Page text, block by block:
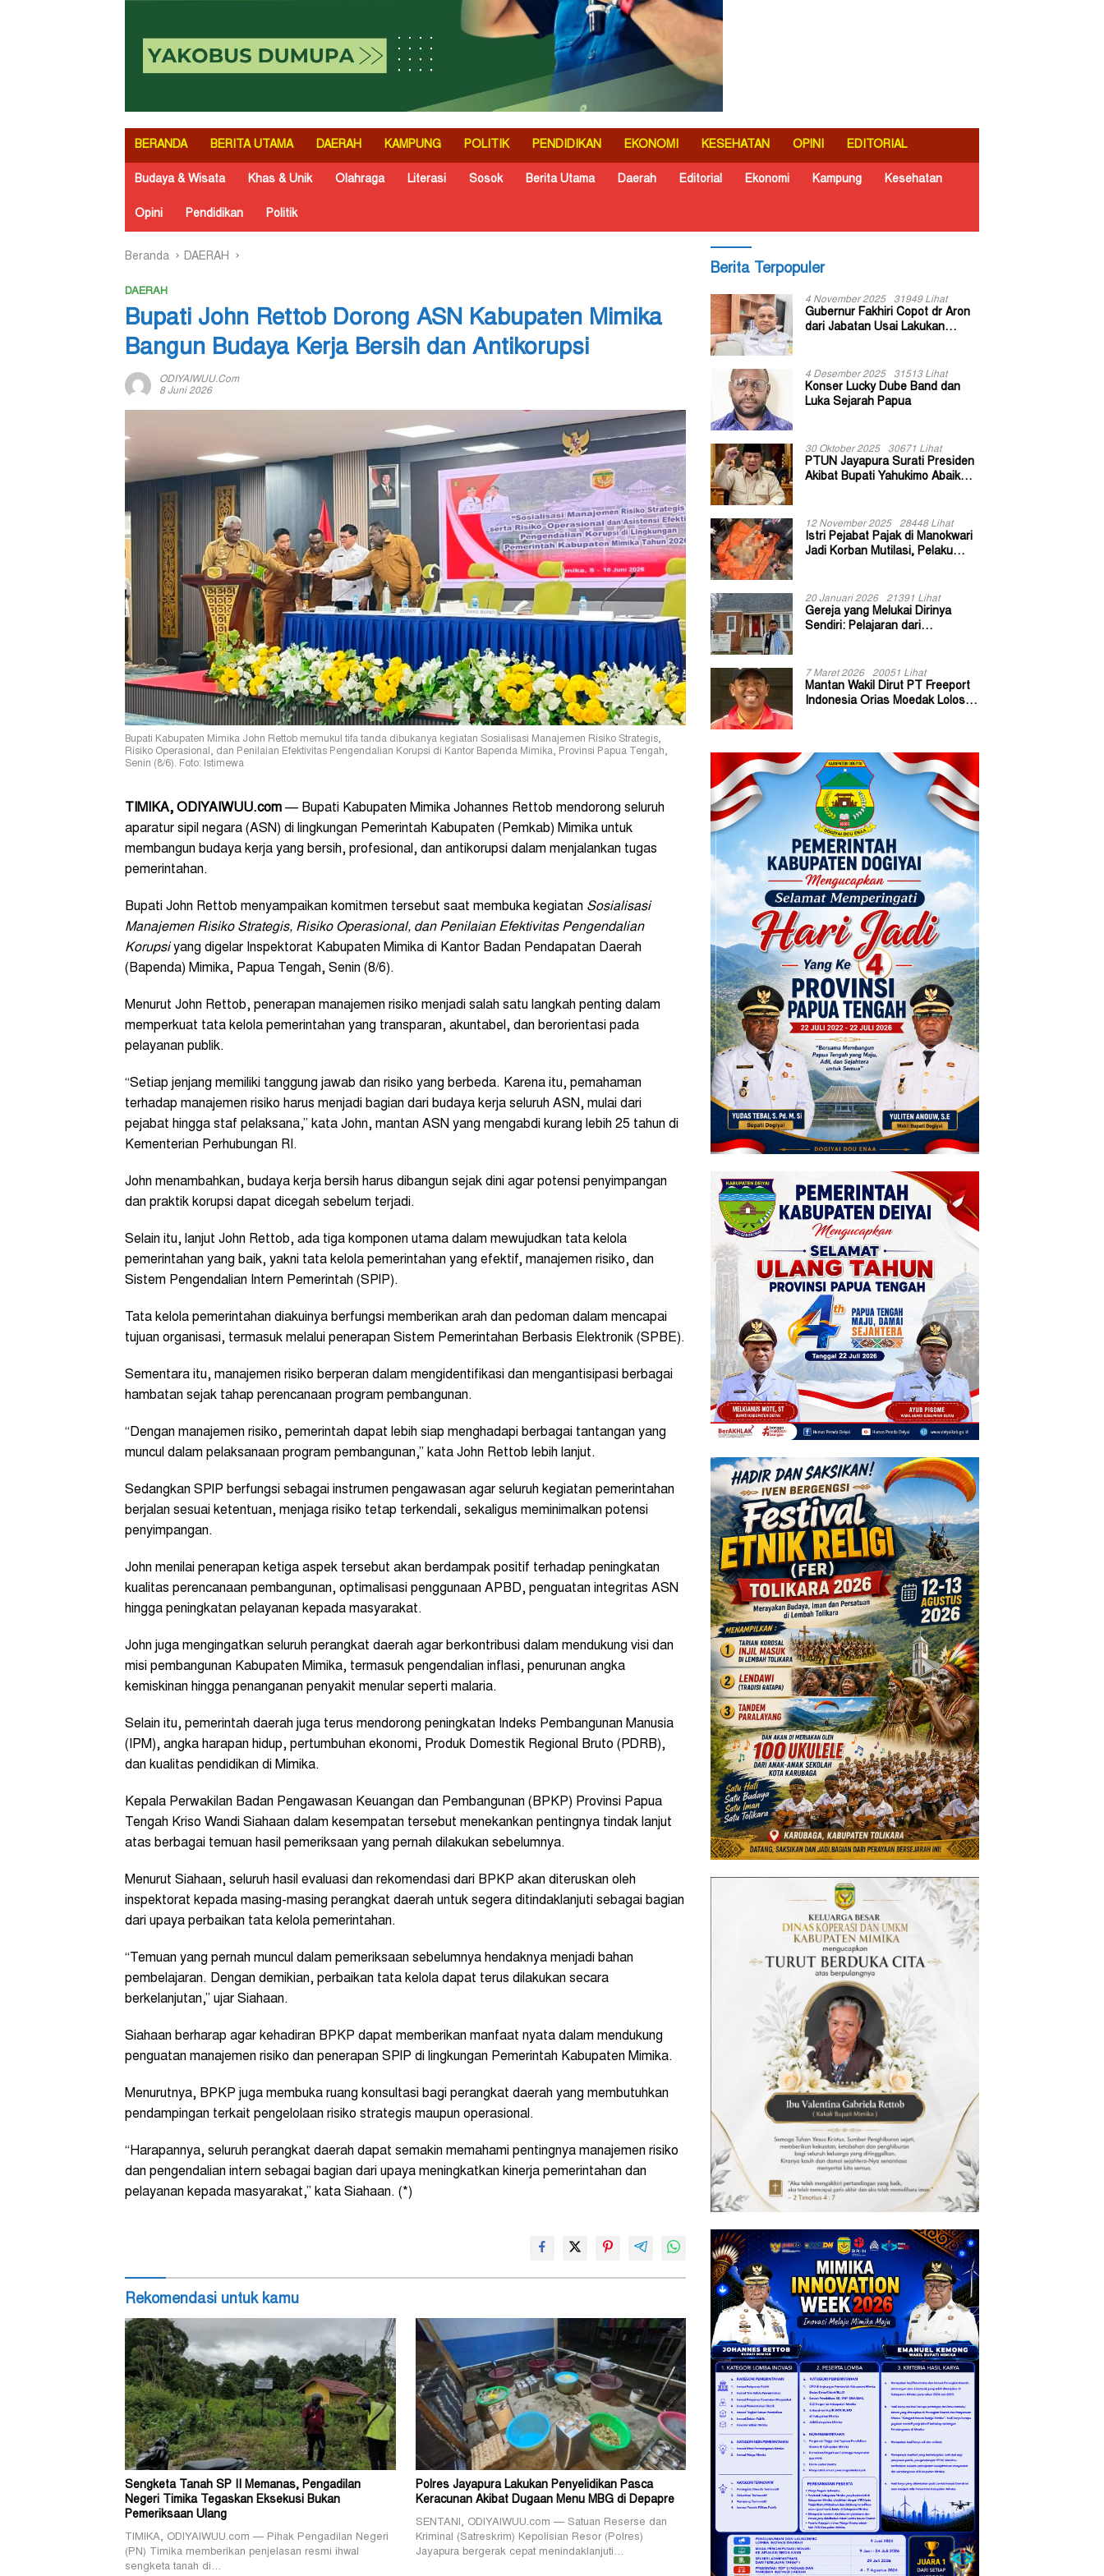
BERANDA BERITA UTAMA DAERAH KAMPUNG POLITIK PENDIDIKAN EKONOMI KESEHATAN OPINI EDITORIAL
Budaya & Wisata Khas & Unik Olahraga Literasi Sosok Berita Utama Daerah Editorial Ekonomi Kampung Kesehatan
Opini Pendidikan Politik
Beranda DAERAH
DAERAH
Bupati John Rettob Dorong ASN Kabupaten Mimika
Bangun Budaya Kerja Bersih dan Antikorupsi
ODIYAIWUU.com
8 Juni 2026
Bupati Kabupaten Mimika John Rettob memukul tifa tanda dibukanya kegiatan Sosialisasi Manajemen Risiko Strategis,
Risiko Operasional, dan Penilaian Efektivitas Pengendalian Korupsi di Kantor Bapenda Mimika, Provinsi Papua Tengah,
Senin (8/6). Foto: Istimewa
TIMIKA, ODIYAIWUU.com — Bupati Kabupaten Mimika Johannes Rettob mendorong seluruh
aparatur sipil negara (ASN) di lingkungan Pemerintah Kabupaten (Pemkab) Mimika untuk
membangun budaya kerja yang bersih, profesional, dan antikorupsi dalam menjalankan tugas
pemerintahan.
Bupati John Rettob menyampaikan komitmen tersebut saat membuka kegiatan Sosialisasi
Manajemen Risiko Strategis, Risiko Operasional, dan Penilaian Efektivitas Pengendalian
Korupsiyang digelar Inspektorat Kabupaten Mimika di Kantor Badan Pendapatan Daerah
(Bapenda) Mimika, Papua Tengah, Senin (8/6).
Menurut John Rettob, penerapan manajemen risiko menjadi salah satu langkah penting dalam
memperkuat tata kelola pemerintahan yang transparan, akuntabel, dan berorientasi pada
pelayanan publik.
“Setiap jenjang memiliki tanggung jawab dan risiko yang berbeda. Karena itu, pemahaman
terhadap manajemen risiko harus menjadi bagian dari budaya kerja seluruh ASN, mulai dari
pejabat hingga staf pelaksana,” kata John, mantan ASN yang mengabdi kurang lebih 25 tahun di
Kementerian Perhubungan RI.
John menambahkan, budaya kerja bersih harus dibangun sejak dini agar potensi penyimpangan
dan praktik korupsi dapat dicegah sebelum terjadi.
Selain itu, lanjut John Rettob, ada tiga komponen utama dalam mewujudkan tata kelola
pemerintahan yang baik, yakni tata kelola pemerintahan yang efektif, manajemen risiko, dan
Sistem Pengendalian Intern Pemerintah (SPIP).
Tata kelola pemerintahan diakuinya berfungsi memberikan arah dan pedoman dalam mencapai
tujuan organisasi, termasuk melalui penerapan Sistem Pemerintahan Berbasis Elektronik (SPBE).
Sementara itu, manajemen risiko berperan dalam mengidentifikasi dan mengantisipasi berbagai
hambatan sejak tahap perencanaan program pembangunan.
“Dengan manajemen risiko, pemerintah dapat lebih siap menghadapi berbagai tantangan yang
muncul dalam pelaksanaan program pembangunan,” kata John Rettob lebih lanjut.
Sedangkan SPIP berfungsi sebagai instrumen pengawasan agar seluruh kegiatan pemerintahan
berjalan sesuai ketentuan, menjaga risiko tetap terkendali, sekaligus meminimalkan potensi
penyimpangan.
John menilai penerapan ketiga aspek tersebut akan berdampak positif terhadap peningkatan
kualitas perencanaan pembangunan, optimalisasi penggunaan APBD, penguatan integritas ASN
hingga peningkatan pelayanan kepada masyarakat.
John juga mengingatkan seluruh perangkat daerah agar berkontribusi dalam mendukung visi dan
misi pembangunan Kabupaten Mimika, termasuk pengendalian inflasi, penurunan angka
kemiskinan hingga penanganan penyakit menular seperti malaria.
Selain itu, pemerintah daerah juga terus mendorong peningkatan Indeks Pembangunan Manusia
(IPM), angka harapan hidup, pertumbuhan ekonomi, Produk Domestik Regional Bruto (PDRB),
dan kualitas pendidikan di Mimika.
Kepala Perwakilan Badan Pengawasan Keuangan dan Pembangunan (BPKP) Provinsi Papua
Tengah Kriso Wandi Siahaan dalam kesempatan tersebut menekankan pentingnya tindak lanjut
atas berbagai temuan hasil pemeriksaan yang pernah dilakukan sebelumnya.
Menurut Siahaan, seluruh hasil evaluasi dan rekomendasi dari BPKP akan diteruskan oleh
inspektorat kepada masing-masing perangkat daerah untuk segera ditindaklanjuti sebagai bagian
dari upaya perbaikan tata kelola pemerintahan.
“Temuan yang pernah muncul dalam pemeriksaan sebelumnya hendaknya menjadi bahan
pembelajaran. Dengan demikian, perbaikan tata kelola dapat terus dilakukan secara
berkelanjutan,” ujar Siahaan.
Siahaan berharap agar kehadiran BPKP dapat memberikan manfaat nyata dalam mendukung
penguatan manajemen risiko dan penerapan SPIP di lingkungan Pemerintah Kabupaten Mimika.
Menurutnya, BPKP juga membuka ruang konsultasi bagi perangkat daerah yang membutuhkan
pendampingan terkait pengelolaan risiko strategis maupun operasional.
“Harapannya, seluruh perangkat daerah dapat semakin memahami pentingnya manajemen risiko
dan pengendalian intern sebagai bagian dari upaya meningkatkan kinerja pemerintahan dan
pelayanan kepada masyarakat,” kata Siahaan. (*)
Rekomendasi untuk kamu
Sengketa Tanah SP II Memanas, Pengadilan
Negeri Timika Tegaskan Eksekusi Bukan
Pemeriksaan Ulang
TIMIKA, ODIYAIWUU.com — Pihak Pengadilan Negeri
(PN) Timika memberikan penjelasan resmi ihwal
sengketa tanah di…
Polres Jayapura Lakukan Penyelidikan Pasca
Keracunan Akibat Dugaan Menu MBG di Depapre
SENTANI, ODIYAIWUU.com — Satuan Reserse dan
Kriminal (Satreskrim) Kepolisian Resor (Polres)
Jayapura bergerak cepat menindaklanjuti…
Berita Terpopuler
4 November 2025 31949 Lihat
Gubernur Fakhiri Copot dr Aron
dari Jabatan Usai Lakukan
4 Desember 2025 31513 Lihat
Konser Lucky Dube Band dan
Luka Sejarah Papua
30 Oktober 2025 30671 Lihat
PTUN Jayapura Surati Presiden
Akibat Bupati Yahukimo Abaikan
12 November 2025 28448 Lihat
Istri Pejabat Pajak di Manokwari
Jadi Korban Mutilasi, Pelaku
20 Januari 2026 21391 Lihat
Gereja yang Melukai Dirinya
Sendiri: Pelajaran dari
7 Maret 2026 20051 Lihat
Mantan Wakil Dirut PT Freeport
Indonesia Orias Moedak Lolos